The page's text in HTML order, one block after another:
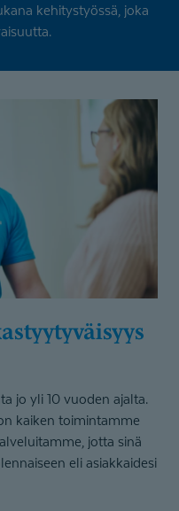
kehitystyössä, joka
jo yli 10 vuoden ajalta.
kaiken toimintamme
jotta sinä
eli asiakkaidesi